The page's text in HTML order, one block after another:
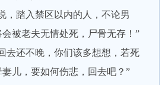
踏入禁区以内的人，不论男
被老夫无情处死，尸骨无存！”
还不晚，你们该多想想，若死
儿，要如何伤悲，回去吧？”